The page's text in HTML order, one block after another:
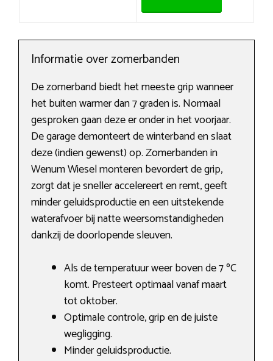
Informatie over zomerbanden
De zomerband biedt het meeste grip wanneer
het buiten warmer dan 7 graden is. Normaal
gesproken gaan deze er onder in het voorjaar.
De garage demonteert de winterband en slaat
deze (indien gewenst) op. Zomerbanden in
Wenum Wiesel monteren bevordert de grip,
zorgt dat je sneller accelereert en remt, geeft
minder geluidsproductie en een uitstekende
waterafvoer bij natte weersomstandigheden
dankzij de doorlopende sleuven.
Als de temperatuur weer boven de 7 ºC
komt. Presteert optimaal vanaf maart
tot oktober.
Optimale controle, grip en de juiste
wegligging.
Minder geluidsproductie.